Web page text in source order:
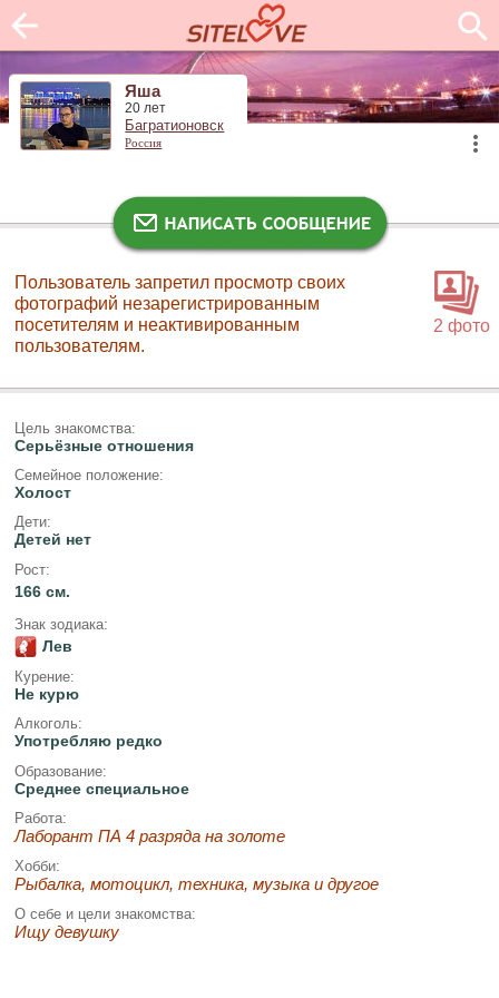
Яша
20 лет
Багратионовск
Россия
2 фото
Пользователь запретил просмотр своих
фотографий незарегистрированным
посетителям и неактивированным
пользователям.
Цель знакомства:
Серьёзные отношения
Семейное положение:
Холост
Дети:
Детей нет
Рост:
166 см.
Знак зодиака:
Лев
Курение:
Не курю
Алкоголь:
Употребляю редко
Образование:
Среднее специальное
Работа:
Лаборант ПА 4 разряда на золоте
Хобби:
Рыбалка, мотоцикл, техника, музыка и другое
О себе и цели знакомства:
Ищу девушку